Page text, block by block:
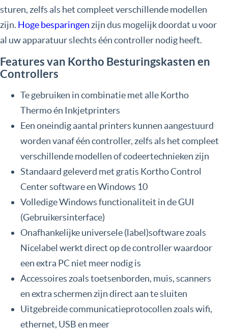
sturen, zelfs als het compleet verschillende modellen
zijn. Hoge besparingen zijn dus mogelijk doordat u voor
al uw apparatuur slechts één controller nodig heeft.
Features van Kortho Besturingskasten en
Controllers
Te gebruiken in combinatie met alle Kortho
Thermo én Inkjetprinters
Een oneindig aantal printers kunnen aangestuurd
worden vanaf één controller, zelfs als het compleet
verschillende modellen of codeertechnieken zijn
Standaard geleverd met gratis Kortho Control
Center software en Windows 10
Volledige Windows functionaliteit in de GUI
(Gebruikersinterface)
Onafhankelijke universele (label)software zoals
Nicelabel werkt direct op de controller waardoor
een extra PC niet meer nodig is
Accessoires zoals toetsenborden, muis, scanners
en extra schermen zijn direct aan te sluiten
Uitgebreide communicatieprotocollen zoals wifi,
ethernet, USB en meer